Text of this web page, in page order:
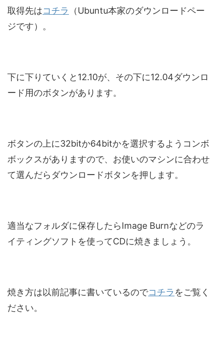
取得先はコチラ
（Ubuntu本家のダウンロードペー
ジです）。
下に下りていくと12.10が、その下に12.04ダウンロ
ード用のボタンがあります。
ボタンの上に32bitか64bitかを選択するようコンボ
ボックスがありますので、お使いのマシンに合わせ
て選んだらダウンロードボタンを押します。
適当なフォルダに保存したらImage Burnなどのラ
イティングソフトを使ってCDに焼きましょう。
焼き方は以前記事に書いているのでコチラ をご覧く
ださい。